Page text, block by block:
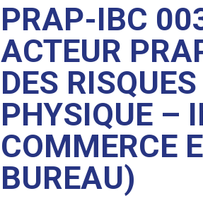
PRAP-IBC
ACTEUR
DES
PHYSIQUE –
COMMERCE
BUREAU)